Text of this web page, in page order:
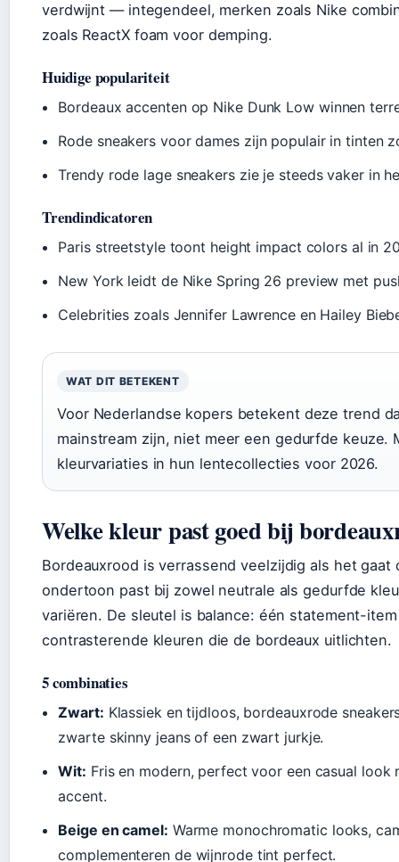
verdwijnt — integendeel, merken zoals Nike
zoals ReactX foam voor demping.
Huidige populariteit
Bordeaux accenten op Nike Dunk Low winnen
Rode sneakers voor dames zijn populair in tinten
Trendy rode lage sneakers zie je steeds vaker in
Trendindicatoren
Paris streetstyle toont height impact colors al in
New York leidt de Nike Spring 26 preview met
Celebrities zoals Jennifer Lawrence en Hailey
WAT DIT BETEKENT
Voor Nederlandse kopers betekent deze trend
mainstream zijn, niet meer een gedurfde keuze.
kleurvariaties in hun lentecollecties voor 2026.
Welke kleur past goed bij
Bordeauxrood is verrassend veelzijdig als het gaat
ondertoon past bij zowel neutrale als gedurfde
variëren. De sleutel is balance: één statement-
contrasterende kleuren die de bordeaux uitlichten.
5 combinaties
Zwart: Klassiek en tijdloos, bordeauxrode
zwarte skinny jeans of een zwart jurkje.
Wit: Fris en modern, perfect voor een casual
accent.
Beige en camel: Warme monochromatic looks,
complementeren de wijnrode tint perfect.